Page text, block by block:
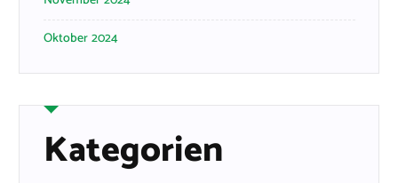
Oktober 2024
Kategorien